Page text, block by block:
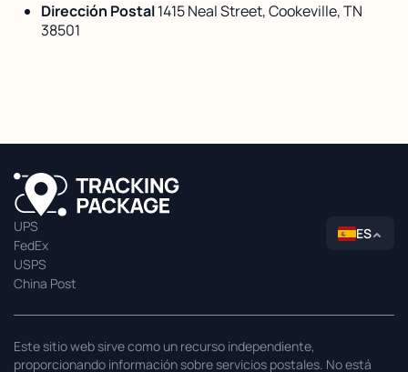
Dirección Postal1415 Neal Street, Cookeville, TN
38501
UPS
FedEx
USPS
China Post
ES
Este sitio web sirve como un recurso independiente,
proporcionando información sobre servicios postales. No está